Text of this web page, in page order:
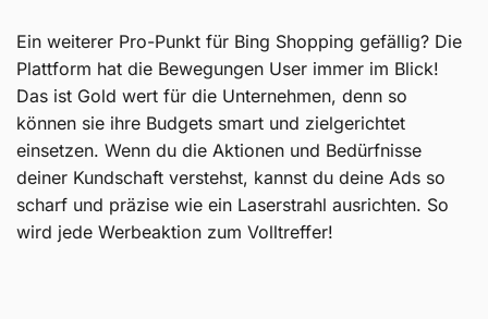
Ein weiterer Pro-Punkt für Bing Shopping gefällig? Die
Plattform hat die Bewegungen User immer im Blick!
Das ist Gold wert für die Unternehmen, denn so
können sie ihre Budgets smart und zielgerichtet
einsetzen. Wenn du die Aktionen und Bedürfnisse
deiner Kundschaft verstehst, kannst du deine Ads so
scharf und präzise wie ein Laserstrahl ausrichten. So
wird jede Werbeaktion zum Volltreffer!